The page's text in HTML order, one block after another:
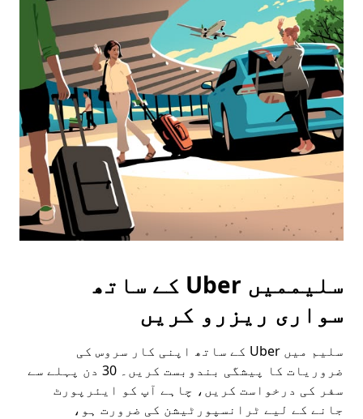
a
date.
Press
the
escape
button
to
close
the
calendar.
سلیممیں Uber کے ساتھ
سواری ریزرو کریں
سلیم میں Uber کے ساتھ اپنی کار سروس کی
ضروریات کا پیشگی بندوبست کریں۔ 30 دن پہلے سے
سفر کی درخواست کریں، چاہے آپ کو ایئرپورٹ
جانے کے لیے ٹرانسپورٹیشن کی ضرورت ہو،